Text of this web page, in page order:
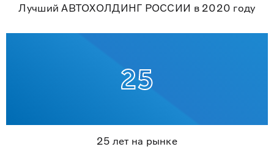
Лучший АВТОХОЛДИНГ РОССИИ в 2020 году
25 лет на рынке